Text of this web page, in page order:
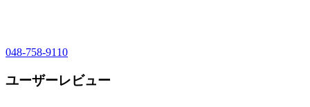
048-758-9110
ユーザーレビュー